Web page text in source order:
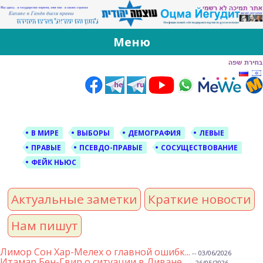
За Оцма Йегудит
עוצמה יהודית ברוסית ובעברית
Меню
В МИРЕ ВЫБОРЫ ДЕМОГРАФИЯ
ЛЕВЫЕ
ПРАВЫЕ
ПСЕВДО-ПРАВЫЕ
СОСУЩЕСТВОВАНИЕ
ФЕЙК НЬЮС
Актуальные заметки
Краткие новости
Нам пишут
Лимор Сон Хар-Мелех о главной ошибк... -- 03/06/2026